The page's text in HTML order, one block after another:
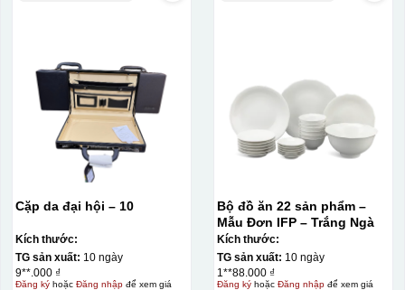
Cặp da đại hội – 10
Kích thước:
TG sản xuất: 10 ngày
9**.000 ₫
Đăng kýhoặc Đăng nhậpđể xem giá
Bộ đồ ăn 22 sản phẩm –
Mẫu Đơn IFP – Trắng Ngà
Kích thước:
TG sản xuất: 10 ngày
1**88.000 ₫
Đăng kýhoặc Đăng nhậpđể xem giá